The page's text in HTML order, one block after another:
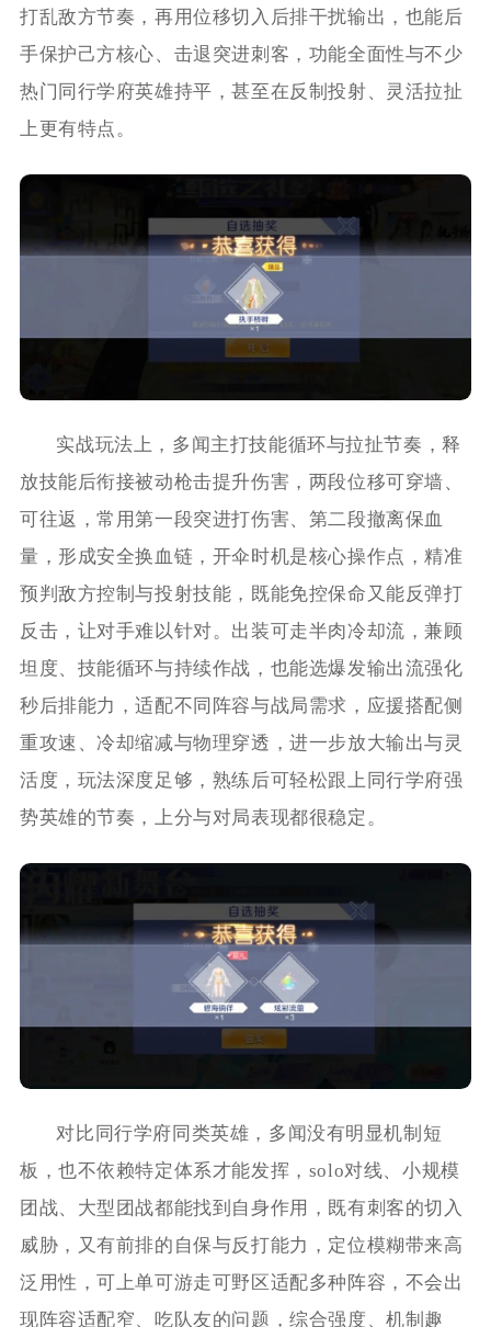
打乱敌方节奏，再用位移切入后排干扰输出，也能后
手保护己方核心、击退突进刺客，功能全面性与不少
热门同行学府英雄持平，甚至在反制投射、灵活拉扯
上更有特点。
实战玩法上，多闻主打技能循环与拉扯节奏，释
放技能后衔接被动枪击提升伤害，两段位移可穿墙、
可往返，常用第一段突进打伤害、第二段撤离保血
量，形成安全换血链，开伞时机是核心操作点，精准
预判敌方控制与投射技能，既能免控保命又能反弹打
反击，让对手难以针对。出装可走半肉冷却流，兼顾
坦度、技能循环与持续作战，也能选爆发输出流强化
秒后排能力，适配不同阵容与战局需求，应援搭配侧
重攻速、冷却缩减与物理穿透，进一步放大输出与灵
活度，玩法深度足够，熟练后可轻松跟上同行学府强
势英雄的节奏，上分与对局表现都很稳定。
对比同行学府同类英雄，多闻没有明显机制短
板，也不依赖特定体系才能发挥，solo对线、小规模
团战、大型团战都能找到自身作用，既有刺客的切入
威胁，又有前排的自保与反打能力，定位模糊带来高
泛用性，可上单可游走可野区适配多种阵容，不会出
现阵容适配窄、吃队友的问题，综合强度、机制趣